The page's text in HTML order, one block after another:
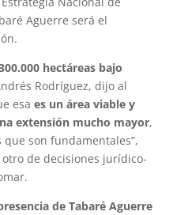
Aguerre será el
hectáreas bajo
Rodríguez, dijo al
esa es un área viable y
extensión mucho mayor,
que son fundamentales”,
de decisiones jurídico-
de Tabaré Aguerre